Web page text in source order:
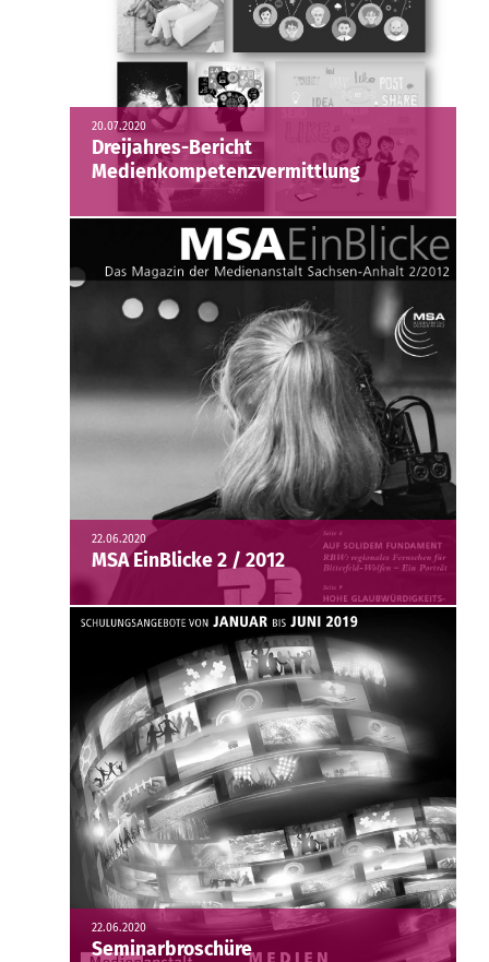
20.07.2020
Dreijahres-Bericht
Medienkompetenzvermittlung
22.06.2020
MSA EinBlicke 2 / 2012
22.06.2020
Seminarbroschüre